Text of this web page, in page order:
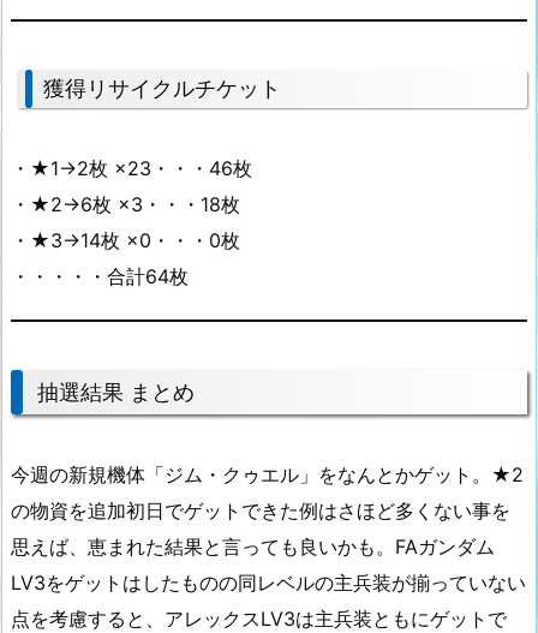
獲得リサイクルチケット
・★1→2枚 ×23・・・46枚
・★2→6枚 ×3・・・18枚
・★3→14枚 ×0・・・0枚
・・・・・合計64枚
抽選結果 まとめ
今週の新規機体「ジム・クゥエル」をなんとかゲット。★2
の物資を追加初日でゲットできた例はさほど多くない事を
思えば、恵まれた結果と言っても良いかも。FAガンダム
LV3をゲットはしたものの同レベルの主兵装が揃っていない
点を考慮すると、アレックスLV3は主兵装ともにゲットで